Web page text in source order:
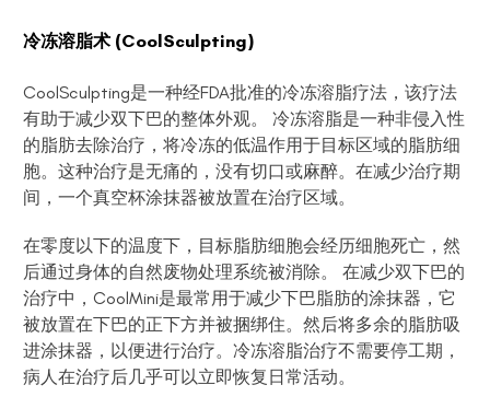
冷冻溶脂术 (CoolSculpting)
CoolSculpting是一种经FDA批准的冷冻溶脂疗法，该疗法
有助于减少双下巴的整体外观。
冷冻溶脂是一种非侵入性
的脂肪去除治疗，将冷冻的低温作用于目标区域的脂肪细
胞。这种治疗是无痛的，没有切口或麻醉。在减少治疗期
间，一个真空杯涂抹器被放置在治疗区域。
在零度以下的温度下，目标脂肪细胞会经历细胞死亡，然
后通过身体的自然废物处理系统被消除。 在减少双下巴的
治疗中，CoolMini是最常用于减少下巴脂肪的涂抹器，它
被放置在下巴的正下方并被捆绑住。然后将多余的脂肪吸
进涂抹器，以便进行治疗。冷冻溶脂治疗不需要停工期，
病人在治疗后几乎可以立即恢复日常活动。